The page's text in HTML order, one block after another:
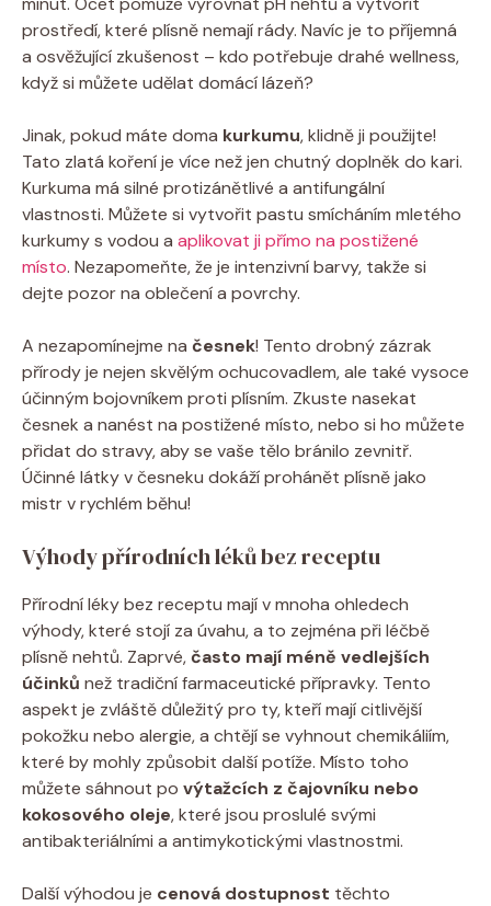
prostředí, které plísně nemají rády. Navíc je to příjemná
a osvěžující zkušenost – kdo potřebuje drahé wellness,
když si můžete udělat domácí lázeň?
Jinak, pokud máte doma kurkumu, klidně ji použijte!
Tato zlatá koření je více než jen chutný doplněk do kari.
Kurkuma má silné protizánětlivé a antifungální
vlastnosti. Můžete si vytvořit pastu smícháním mletého
kurkumy s vodou a aplikovat ji přímo na postižené
místo. Nezapomeňte, že je intenzivní barvy, takže si
dejte pozor na oblečení a povrchy.
A nezapomínejme na česnek! Tento drobný zázrak
přírody je nejen skvělým ochucovadlem, ale také vysoce
účinným bojovníkem proti plísním. Zkuste nasekat
česnek a nanést na postižené místo, nebo si ho můžete
přidat do stravy, aby se vaše tělo bránilo zevnitř.
Účinné látky v česneku dokáží prohánět plísně jako
mistr v rychlém běhu!
Výhody přírodních léků bez receptu
Přírodní léky bez receptu mají v mnoha ohledech
výhody, které stojí za úvahu, a to zejména při léčbě
plísně nehtů. Zaprvé,často mají méně vedlejších
účinků než tradiční farmaceutické přípravky. Tento
aspekt je zvláště důležitý pro ty, kteří mají citlivější
pokožku nebo alergie, a chtějí se vyhnout chemikáliím,
které by mohly způsobit další potíže. Místo toho
můžete sáhnout po výtažcích z čajovníku nebo
kokosového oleje, které jsou proslulé svými
antibakteriálními a antimykotickými vlastnostmi.
Další výhodou je cenová dostupnost těchto